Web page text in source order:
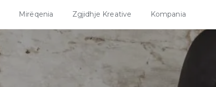
Mirëqenia Zgjidhje Kreative Kompania